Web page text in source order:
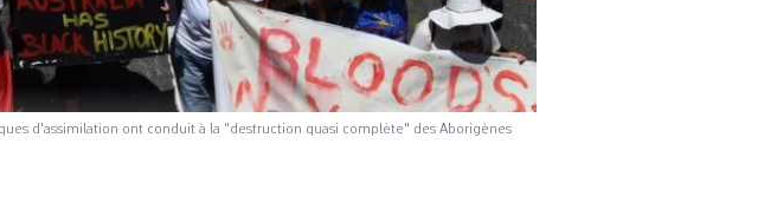
d'assimilation ont conduit à la "destruction quasi complète" des Aborigènes